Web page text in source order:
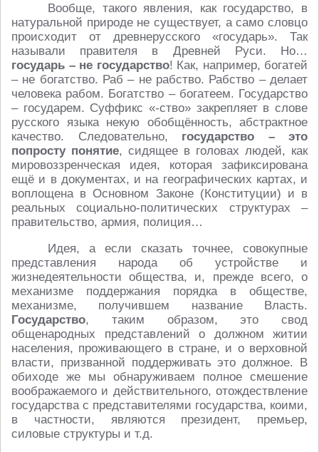
Вообще, такого явления, как государство, в
натуральной природе не существует, а само словцо
происходит от древнерусского «государь». Так
называли правителя в Древней Руси. Но…
государь – не государство! Как, например, богатей
– не богатство. Раб – не рабство. Рабство – делает
человека рабом. Богатство – богатеем. Государство
– государем. Суффикс «-ство» закрепляет в слове
русского языка некую обобщённость, абстрактное
качество. Следовательно, государство – это
попросту понятие, сидящее в головах людей, как
мировоззренческая идея, которая зафиксирована
ещё и в документах, и на географических картах, и
воплощена в Основном Законе (Конституции) и в
реальных социально-политических структурах –
правительство, армия, полиция…
Идея, а если сказать точнее, совокупные
представления народа об устройстве и
жизнедеятельности общества, и, прежде всего, о
механизме поддержания порядка в обществе,
механизме, получившем название Власть.
Государство, таким образом, это свод
общенародных представлений о должном житии
населения, проживающего в стране, и о верховной
власти, призванной поддерживать это должное. В
обиходе же мы обнаруживаем полное смешение
воображаемого и действительного, отождествление
государства с представителями государства, коими,
в частности, являются президент, премьер,
силовые структуры и т.д.